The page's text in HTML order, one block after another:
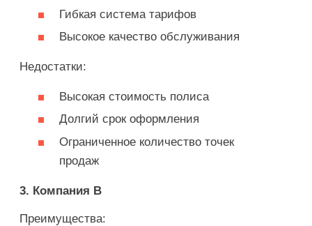
Гибкая система тарифов
Высокое качество обслуживания
Недостатки:
Высокая стоимость полиса
Долгий срок оформления
Ограниченное количество точек
продаж
3. Компания В
Преимущества: